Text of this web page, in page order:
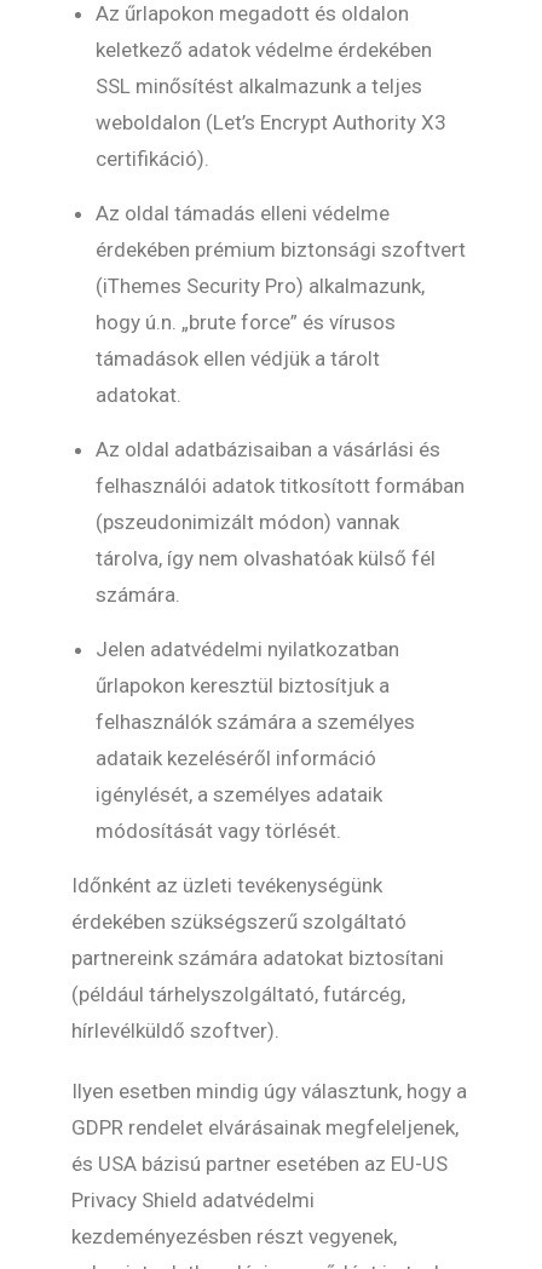
Az űrlapokon megadott és oldalon
keletkező adatok védelme érdekében
SSL minősítést alkalmazunk a teljes
weboldalon (Let’s Encrypt Authority X3
certifikáció).
Az oldal támadás elleni védelme
érdekében prémium biztonsági szoftvert
(iThemes Security Pro) alkalmazunk,
hogy ú.n. „brute force” és vírusos
támadások ellen védjük a tárolt
adatokat.
Az oldal adatbázisaiban a vásárlási és
felhasználói adatok titkosított formában
(pszeudonimizált módon) vannak
tárolva, így nem olvashatóak külső fél
számára.
Jelen adatvédelmi nyilatkozatban
űrlapokon keresztül biztosítjuk a
felhasználók számára a személyes
adataik kezeléséről információ
igénylését, a személyes adataik
módosítását vagy törlését.
Időnként az üzleti tevékenységünk
érdekében szükségszerű szolgáltató
partnereink számára adatokat biztosítani
(például tárhelyszolgáltató, futárcég,
hírlevélküldő szoftver).
Ilyen esetben mindig úgy választunk, hogy a
GDPR rendelet elvárásainak megfeleljenek,
és USA bázisú partner esetében az EU-US
Privacy Shield adatvédelmi
kezdeményezésben részt vegyenek,